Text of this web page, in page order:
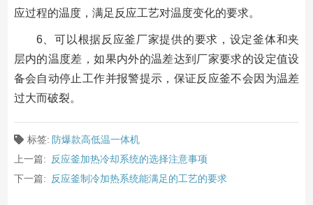
应过程的温度，满足反应工艺对温度变化的要求。
6、可以根据反应釜厂家提供的要求，设定釜体和夹
层内的温度差，如果内外的温差达到厂家要求的设定值设
备会自动停止工作并报警提示，保证反应釜不会因为温差
过大而破裂。
标签: 防爆款高低温一体机
上一篇:
反应釜加热冷却系统的选择注意事项
下一篇:
反应釜制冷加热系统能满足的工艺的要求